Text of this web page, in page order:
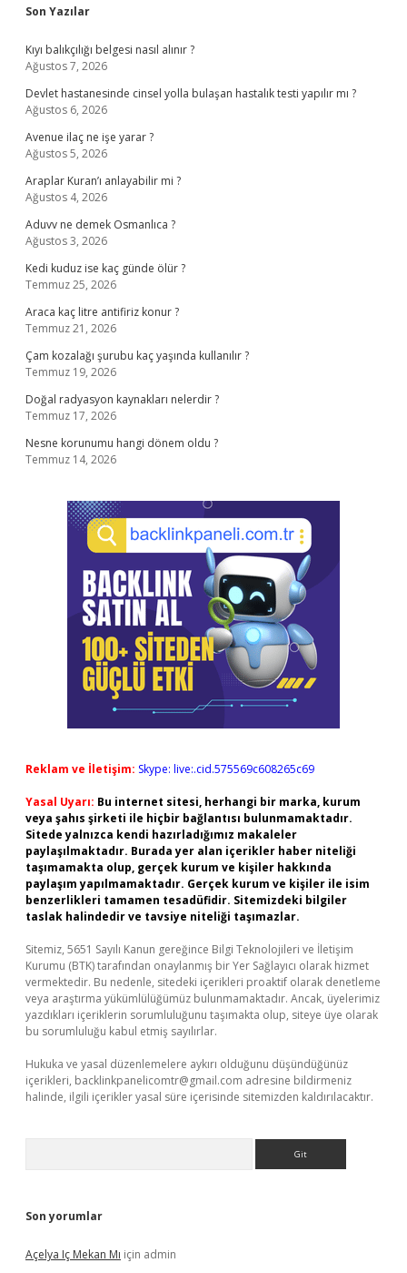
Sidebar
Son Yazılar
Kıyı balıkçılığı belgesi nasıl alınır ?
Ağustos 7, 2026
Devlet hastanesinde cinsel yolla bulaşan hastalık testi yapılır mı ?
Ağustos 6, 2026
Avenue ilaç ne işe yarar ?
Ağustos 5, 2026
Araplar Kuran’ı anlayabilir mi ?
Ağustos 4, 2026
Aduvv ne demek Osmanlıca ?
Ağustos 3, 2026
Kedi kuduz ise kaç günde ölür ?
Temmuz 25, 2026
Araca kaç litre antifiriz konur ?
Temmuz 21, 2026
Çam kozalağı şurubu kaç yaşında kullanılır ?
Temmuz 19, 2026
Doğal radyasyon kaynakları nelerdir ?
Temmuz 17, 2026
Nesne korunumu hangi dönem oldu ?
Temmuz 14, 2026
Reklam ve İletişim: Skype: live:.cid.575569c608265c69
Yasal Uyarı: Bu internet sitesi, herhangi bir marka, kurum
veya şahıs şirketi ile hiçbir bağlantısı bulunmamaktadır.
Sitede yalnızca kendi hazırladığımız makaleler
paylaşılmaktadır. Burada yer alan içerikler haber niteliği
taşımamakta olup, gerçek kurum ve kişiler hakkında
paylaşım yapılmamaktadır. Gerçek kurum ve kişiler ile isim
benzerlikleri tamamen tesadüfidir. Sitemizdeki bilgiler
taslak halindedir ve tavsiye niteliği taşımazlar.
Sitemiz, 5651 Sayılı Kanun gereğince Bilgi Teknolojileri ve İletişim
Kurumu (BTK) tarafından onaylanmış bir Yer Sağlayıcı olarak hizmet
vermektedir. Bu nedenle, sitedeki içerikleri proaktif olarak denetleme
veya araştırma yükümlülüğümüz bulunmamaktadır. Ancak, üyelerimiz
yazdıkları içeriklerin sorumluluğunu taşımakta olup, siteye üye olarak
bu sorumluluğu kabul etmiş sayılırlar.
Hukuka ve yasal düzenlemelere aykırı olduğunu düşündüğünüz
içerikleri, backlinkpanelicomtr@gmail.com adresine bildirmeniz
halinde, ilgili içerikler yasal süre içerisinde sitemizden kaldırılacaktır.
Son yorumlar
Açelya Iç Mekan Mı için admin